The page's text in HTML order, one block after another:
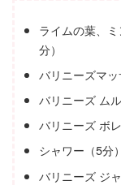
ライムの葉、
分）
バリニーズマッ
バリニーズ ム
バリニーズ ボ
シャワー（5分）
バリニーズ ジ